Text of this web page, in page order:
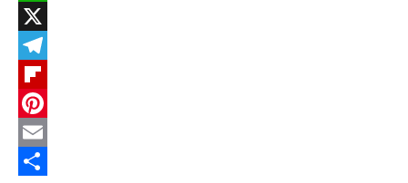
WhatsApp
X
Telegram
Flipboard
Pinterest
Email